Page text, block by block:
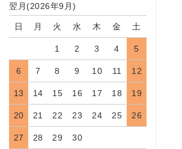
翌月(2026年9月)
日 月 火 水 木 金 土
1 2 3 4 5
6 7 8 9 10 11 12
13 14 15 16 17 18 19
20 21 22 23 24 25 26
27 28 29 30